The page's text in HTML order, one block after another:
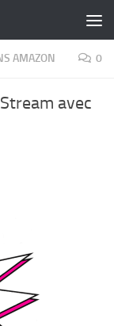
AMAZON 0
avec